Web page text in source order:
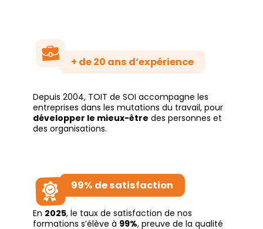
+ de 20 ans d’expérience
Depuis 2004, TOIT de SOI accompagne les
entreprises dans les mutations du travail, pour
développer le mieux-être des personnes et
des organisations.
99% de satisfaction
En 2025, le taux de satisfaction de nos
formations s’élève à 99%, preuve de la qualité